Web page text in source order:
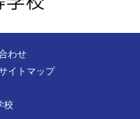
わせ
イトマップ
校